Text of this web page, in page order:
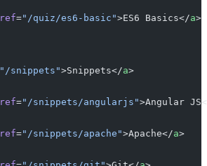
="/quiz/es6-basic">ES6 Basics</a>
"/snippets">Snippets</a>
="/snippets/angularjs">Angular
="/snippets/apache">Apache</a>